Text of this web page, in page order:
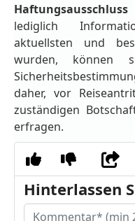
Haftungsausschluss
lediglich
aktuellsten und
wurden, können
daher, vor
zuständigen
erfragen.
Hinterlassen